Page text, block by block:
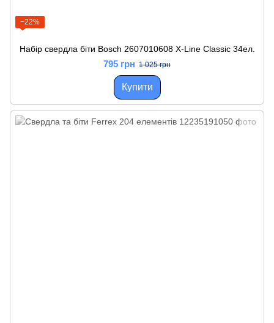
−22%
Набір свердла біти Bosch 2607010608 X-Line Classic 34ел.
795 грн 1 025 грн
Купити